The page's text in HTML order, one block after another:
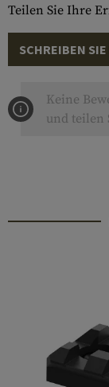
Teilen Sie Ihre
SCHREIBEN
Keine
und teilen